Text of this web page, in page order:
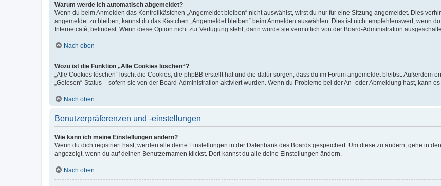
Warum werde ich automatisch abgemeldet?
Wenn du beim Anmelden das Kontrollkästchen „Angemeldet bleiben“ nicht auswählst, wirst du nur für eine Sitzung angemeldet. Dies
angemeldet zu bleiben, kannst du das Kästchen „Angemeldet bleiben“ beim Anmelden auswählen. Dies ist nicht empfehlenswert, wenn
Internetcafé, befindest. Wenn diese Option nicht zur Verfügung steht, dann wurde sie vermutlich von der Board-Administration
Nach oben
Wozu ist die Funktion „Alle Cookies löschen“?
„Alle Cookies löschen“ löscht die Cookies, die phpBB erstellt hat und die dafür sorgen, dass du im Forum angemeldet bleibst.
„Gelesen“-Status – sofern sie von der Board-Administration aktiviert wurden. Wenn du Probleme bei der An- oder Abmeldung hast, kann
Nach oben
Benutzerpräferenzen und -einstellungen
Wie kann ich meine Einstellungen ändern?
Wenn du dich registriert hast, werden alle deine Einstellungen in der Datenbank des Boards gespeichert. Um diese zu ändern, gehe in
angezeigt, wenn du auf deinen Benutzernamen klickst. Dort kannst du alle deine Einstellungen ändern.
Nach oben